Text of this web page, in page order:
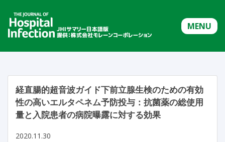
MENU
経直腸的超音波ガイド下前立腺生検のための有効
性の高いエルタペネム予防投与：抗菌薬の総使用
量と入院患者の病院曝露に対する効果
2020.11.30